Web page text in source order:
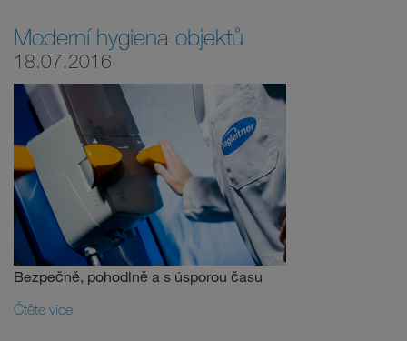
Moderní hygiena objektů
18.07.2016
Bezpečně, pohodlně a s úsporou času
Čtěte více